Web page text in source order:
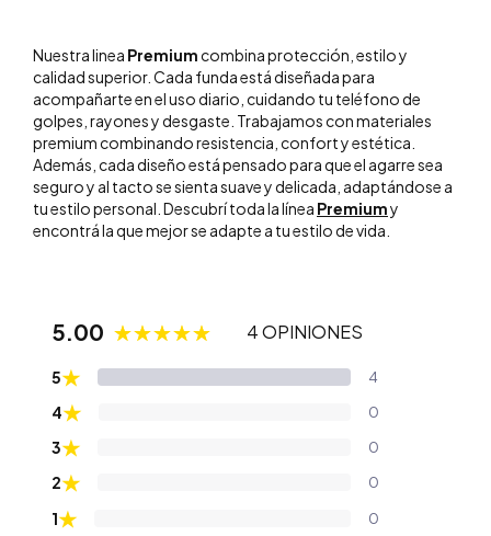
Nuestra linea Premiumcombina protección, estilo y
calidad superior. Cada funda está diseñada para
acompañarte en el uso diario, cuidando tu teléfono de
golpes, rayones y desgaste. Trabajamos con materiales
premium combinando resistencia, confort y estética.
Además, cada diseño está pensado para que el agarre sea
seguro y al tacto se sienta suave y delicada, adaptándose a
tu estilo personal. Descubrí toda la línea Premiumy
encontrá la que mejor se adapte a tu estilo de vida.
5.00 4 OPINIONES
5★ 4
4★ 0
3★ 0
2★ 0
1★ 0